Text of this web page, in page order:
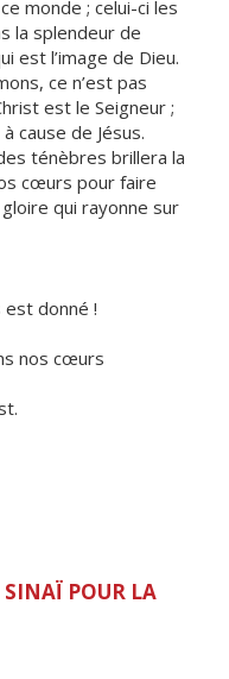
monde ; celui-ci les
la splendeur de
est l’image de Dieu.
ce n’est pas
est le Seigneur ;
cause de Jésus.
ténèbres brillera la
cœurs pour faire
qui rayonne sur
est donné !
nos cœurs
POUR LA